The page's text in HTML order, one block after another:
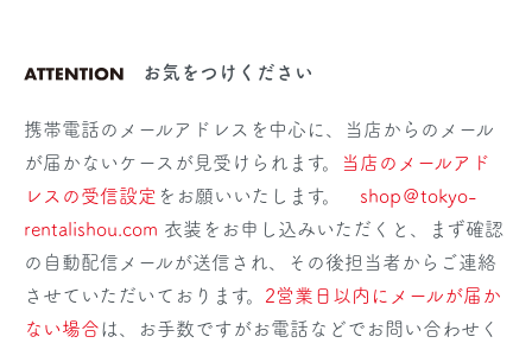
お気をつけください
携帯電話のメールアドレスを中心に、当店からのメール
が届かないケースが見受けられます。
当店のメールアド
レスの受信設定 をお願いいたします。 shop＠tokyo-
rentalishou.com 衣装をお申し込みいただくと、まず確認
の自動配信メールが送信され、その後担当者からご連絡
させていただいております。 2営業日以内にメールが届か
ない場合は、お手数ですがお電話などでお問い合わせく